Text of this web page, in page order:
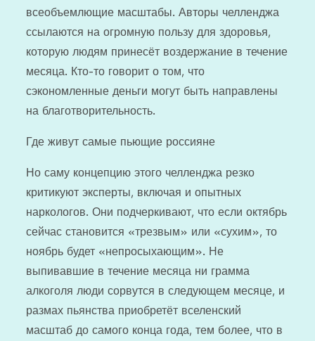
всеобъемлющие масштабы. Авторы челленджа
ссылаются на огромную пользу для здоровья,
которую людям принесёт воздержание в течение
месяца. Кто-то говорит о том, что
сэкономленные деньги могут быть направлены
на благотворительность.
Где живут самые пьющие россияне
Но саму концепцию этого челленджа резко
критикуют эксперты, включая и опытных
наркологов. Они подчеркивают, что если октябрь
сейчас становится «трезвым» или «сухим», то
ноябрь будет «непросыхающим». Не
выпивавшие в течение месяца ни грамма
алкоголя люди сорвутся в следующем месяце, и
размах пьянства приобретёт вселенский
масштаб до самого конца года, тем более, что в